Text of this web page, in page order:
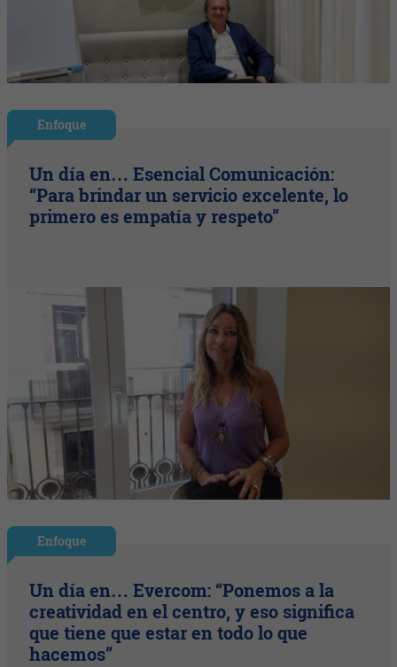
Enfoque
Un día en… Esencial Comunicación:
“Para brindar un servicio excelente, lo
primero es empatía y respeto”
Enfoque
Un día en… Evercom: “Ponemos a la
creatividad en el centro, y eso significa
que tiene que estar en todo lo que
hacemos”